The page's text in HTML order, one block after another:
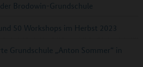
Brodowin-Grundschule
50 Workshops im Herbst 2023
Grundschule „Anton Sommer“ in